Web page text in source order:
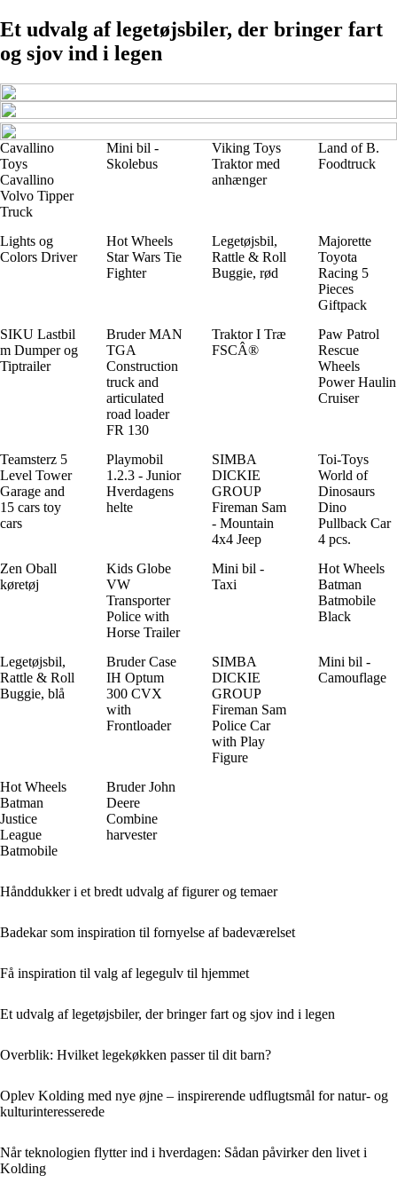
Et udvalg af legetøjsbiler, der bringer fart
og sjov ind i legen
Cavallino
Toys
Cavallino
Volvo Tipper
Truck
Mini bil -
Skolebus
Viking Toys
Traktor med
anhænger
Land of B.
Foodtruck
Lights og
Colors Driver
Hot Wheels
Star Wars Tie
Fighter
Legetøjsbil,
Rattle & Roll
Buggie, rød
Majorette
Toyota
Racing 5
Pieces
Giftpack
SIKU Lastbil
m Dumper og
Tiptrailer
Bruder MAN
TGA
Construction
truck and
articulated
road loader
FR 130
Traktor I Træ
FSCÂ®
Paw Patrol
Rescue
Wheels
Power Haulin
Cruiser
Teamsterz 5
Level Tower
Garage and
15 cars toy
cars
Playmobil
1.2.3 - Junior
Hverdagens
helte
SIMBA
DICKIE
GROUP
Fireman Sam
- Mountain
4x4 Jeep
Toi-Toys
World of
Dinosaurs
Dino
Pullback Car
4 pcs.
Zen Oball
køretøj
Kids Globe
VW
Transporter
Police with
Horse Trailer
Mini bil -
Taxi
Hot Wheels
Batman
Batmobile
Black
Legetøjsbil,
Rattle & Roll
Buggie, blå
Bruder Case
IH Optum
300 CVX
with
Frontloader
SIMBA
DICKIE
GROUP
Fireman Sam
Police Car
with Play
Figure
Mini bil -
Camouflage
Hot Wheels
Batman
Justice
League
Batmobile
Bruder John
Deere
Combine
harvester
Hånddukker i et bredt udvalg af figurer og temaer
Badekar som inspiration til fornyelse af badeværelset
Få inspiration til valg af legegulv til hjemmet
Et udvalg af legetøjsbiler, der bringer fart og sjov ind i legen
Overblik: Hvilket legekøkken passer til dit barn?
Oplev Kolding med nye øjne – inspirerende udflugtsmål for natur- og
kulturinteresserede
Når teknologien flytter ind i hverdagen: Sådan påvirker den livet i
Kolding